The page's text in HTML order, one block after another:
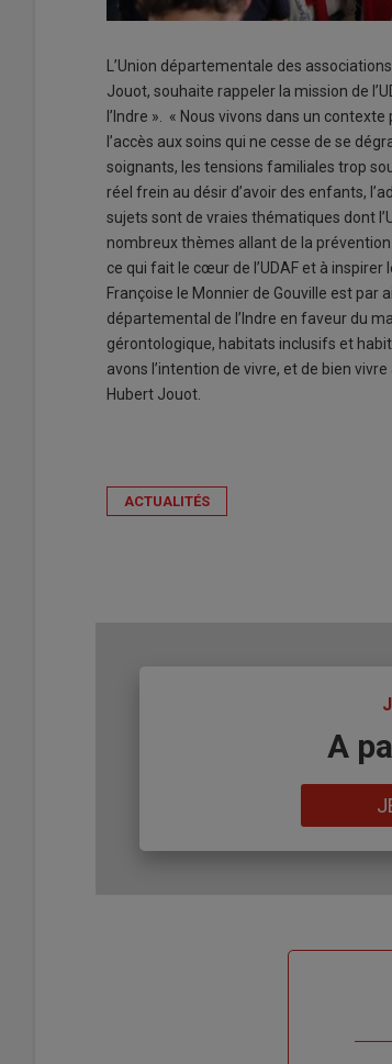
L’Union départementale des
Jouot, souhaite rappeler la mission de
l’Indre ». « Nous vivons dans un
l’accès aux soins qui ne cesse de se
soignants, les tensions familiales trop
réel frein au désir d’avoir des enfants,
sujets sont de vraies thématiques dont
nombreux thèmes allant de la
ce qui fait le cœur de l’UDAF et à
Françoise le Monnier de Gouville est par
départemental de l’Indre en faveur du
gérontologique, habitats inclusifs et
avons l’intention de vivre, et de bien
Hubert Jouot.
ACTUALITÉS
A